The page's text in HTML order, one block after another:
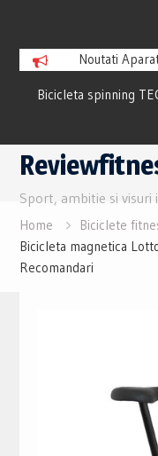
Noutati
Bicicleta spinning
Review si
Skip
contentSport, ambitie si visuri
Home
Biciclete
Bicicleta magnetica
Recomandari